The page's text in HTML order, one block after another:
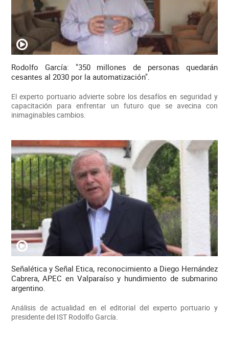
Rodolfo García: "350 millones de personas quedarán
cesantes al 2030 por la automatización".
El experto portuario advierte sobre los desafíos en seguridad y
capacitación para enfrentar un futuro que se avecina con
inimaginables cambios.
Señalética y Señal Etica, reconocimiento a Diego Hernández
Cabrera, APEC en Valparaíso y hundimiento de submarino
argentino.
Análisis de actualidad en el editorial del experto portuario y
presidente del IST Rodolfo García.